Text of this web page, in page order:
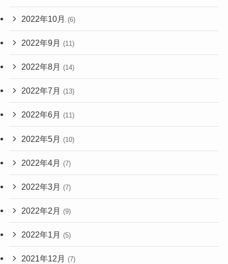
2022年10月 (6)
2022年9月 (11)
2022年8月 (14)
2022年7月 (13)
2022年6月 (11)
2022年5月 (10)
2022年4月 (7)
2022年3月 (7)
2022年2月 (9)
2022年1月 (5)
2021年12月 (7)